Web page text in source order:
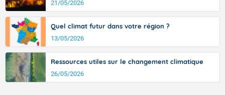
21/05/2026
Quel climat futur dans votre région ?
13/05/2026
Ressources utiles sur le changement climatique
26/05/2026